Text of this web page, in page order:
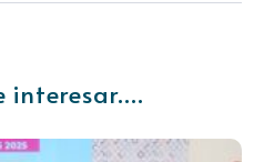
interesar....